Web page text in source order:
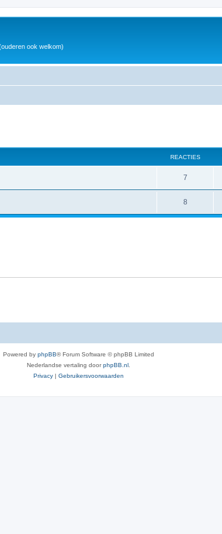
ook welkom)
REACTIES
7
8
Powered by phpBB® Forum Software © phpBB Limited
Nederlandse vertaling doorphpBB.nl
Privacy | Gebruikersvoorwaarden